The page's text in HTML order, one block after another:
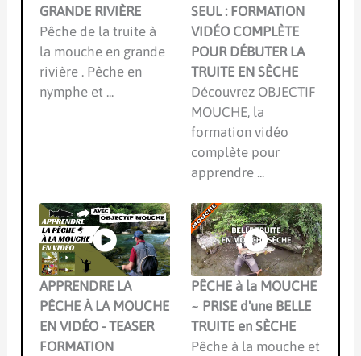
GRANDE RIVIÈRE
Pêche de la truite à
la mouche en grande
rivière . Pêche en
nymphe et ...
SEUL : FORMATION
VIDÉO COMPLÈTE
POUR DÉBUTER LA
TRUITE EN SÈCHE
Découvrez OBJECTIF
MOUCHE, la
formation vidéo
complète pour
apprendre ...
APPRENDRE LA
PÊCHE À LA MOUCHE
EN VIDÉO - TEASER
FORMATION
PÊCHE à la MOUCHE
~ PRISE d'une BELLE
TRUITE en SÈCHE
Pêche à la mouche et